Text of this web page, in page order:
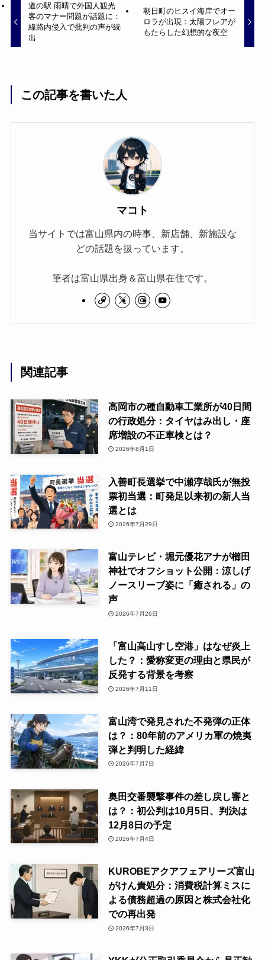
道の駅 雨晴で外国人観光
客のマナー問題が話題に：
線路内侵入で批判の声が続
出
朝日町のヒスイ海岸でオー
ロラが出現：太陽フレアが
もたらした幻想的な夜空
この記事を書いた人
マコト
当サイトでは富山県内の時事、新店舗、新施設な
どの話題を扱っています。
筆者は富山県出身＆富山県在住です。
関連記事
高岡市の種自動車工業所が40日間
の行政処分：タイヤはみ出し・座
席増設の不正車検とは？
2026年8月1日
入善町長選挙で中瀬淳哉氏が無投
票初当選：町発足以来初の新人当
選とは
2026年7月29日
富山テレビ・堀元優花アナが櫛田
神社でオフショット公開：涼しげ
ノースリーブ姿に「癒される」の
声
2026年7月26日
「富山高山すし空港」はなぜ炎上
した？：愛称変更の理由と県民が
反発する背景を考察
2026年7月11日
富山湾で発見された不発弾の正体
は？：80年前のアメリカ軍の焼夷
弾と判明した経緯
2026年7月7日
奥田交番襲撃事件の差し戻し審と
は？：初公判は10月5日、判決は
12月8日の予定
2026年7月4日
KUROBEアクアフェアリーズ富山
がけん責処分：消費税計算ミスに
よる債務超過の原因と株式会社化
での再出発
2026年7月3日